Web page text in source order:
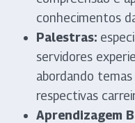
conhecimentos
Palestras:
servidores
abordando
respectivas
Aprendizagem